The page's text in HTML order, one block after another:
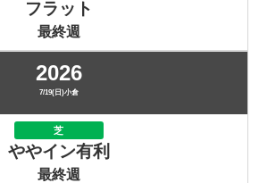
フラット
最終週
2026
7/19(日)小倉
芝
ややイン有利
最終週